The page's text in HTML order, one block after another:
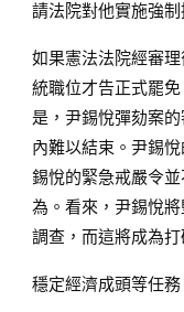
請法院對他實施強制
如果憲法法院經審
統職位才告正式罷
是，尹錫悅彈劾案
內難以結束。尹錫
錫悅的緊急戒嚴令
為。看來，尹錫悅
調查，而這將成為
穩定經濟成頭等任務